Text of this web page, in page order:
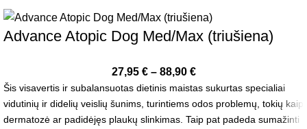
Advance Atopic Dog Med/Max (triušiena)
27,95 € – 88,90 €
Šis visavertis ir subalansuotas dietinis maistas sukurtas specialiai
vidutinių ir didelių veislių šunims, turintiems odos problemų, tokių kaip
dermatozė ar padidėjęs plaukų slinkimas. Taip pat padeda sumažinti